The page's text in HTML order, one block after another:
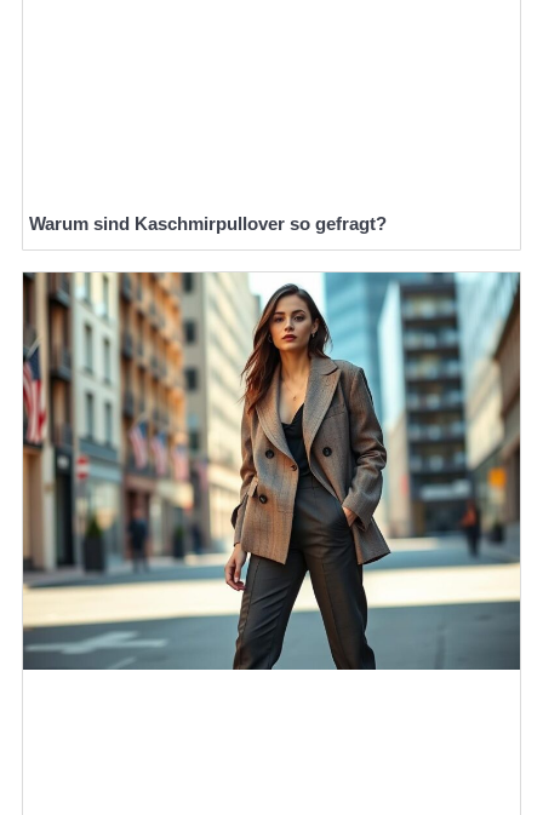
Warum sind Kaschmirpullover so gefragt?